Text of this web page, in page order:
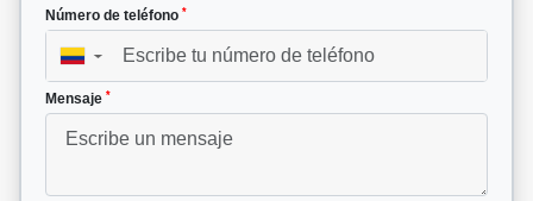
Número de teléfono *
▼
Mensaje *